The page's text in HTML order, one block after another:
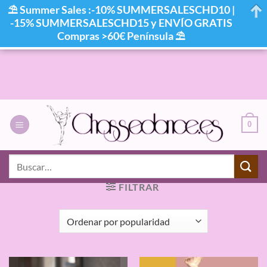
0
INICIO / PRODUCTOS ETIQUETADOS “MAILLOT
FILTRAR
⛱ Summer Sales :-10% SUMMERSALESCHD10 |
-15% SUMMERSALESCHD15 y ENVÍO GRATIS
Compras >60€ Península ⛱